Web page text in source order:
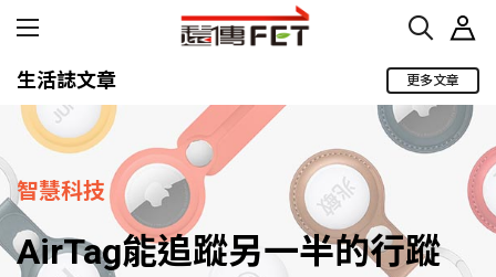
生活誌文章 更多文章
智慧科技
AirTag能追蹤另一半的行蹤